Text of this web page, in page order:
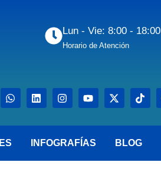
Lun - Vie: 8:00 - 18:00
Horario de Atención
INFOGRAFÍAS BLOG